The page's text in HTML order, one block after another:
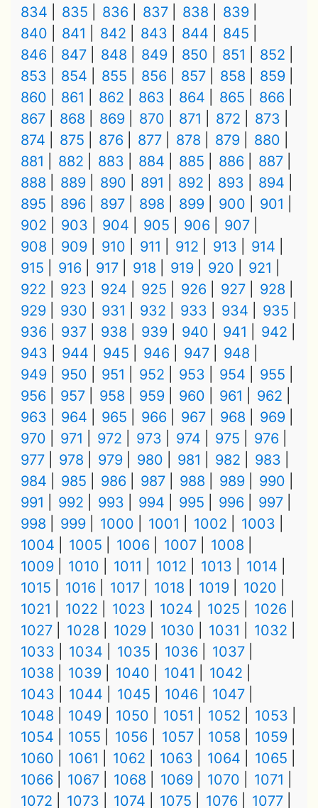
834
835 836 837 838
839
840
841 842 843 844
845
846
847 848 849 850 851
852
853
854 855 856 857 858
859
860
861 862 863 864 865
866
867
868 869 870 871 872
873
874
875 876 877 878 879
880
881
882 883 884 885 886
887
888
889 890 891 892 893
894
895
896 897 898 899 900
901
902
903 904 905 906
907
908
909 910 911 912 913
914
915
916 917 918 919 920
921
922
923 924 925 926 927
928
929
930 931 932 933 934
935
936
937 938 939 940 941
942
943
944 945 946 947
948
949
950 951 952 953 954
955
956
957 958 959 960 961
962
963
964 965 966 967 968
969
970
971 972 973 974 975
976
977
978 979 980 981 982
983
984
985 986 987 988 989
990
991
992 993 994 995 996
997
998
999 1000 1001 1002
1003
1004
1005 1006 1007
1008
1009
1010 1011 1012 1013
1014
1015
1016 1017 1018 1019
1020
1021
1022 1023 1024 1025
1026
1027
1028 1029 1030 1031
1032
1033
1034 1035 1036
1037
1038
1039 1040 1041
1042
1043
1044 1045 1046
1047
1048
1049 1050 1051 1052
1053
1054
1055 1056 1057 1058
1059
1060
1061 1062 1063 1064
1065
1066
1067 1068 1069 1070
1071
1072
1073 1074 1075 1076 1077